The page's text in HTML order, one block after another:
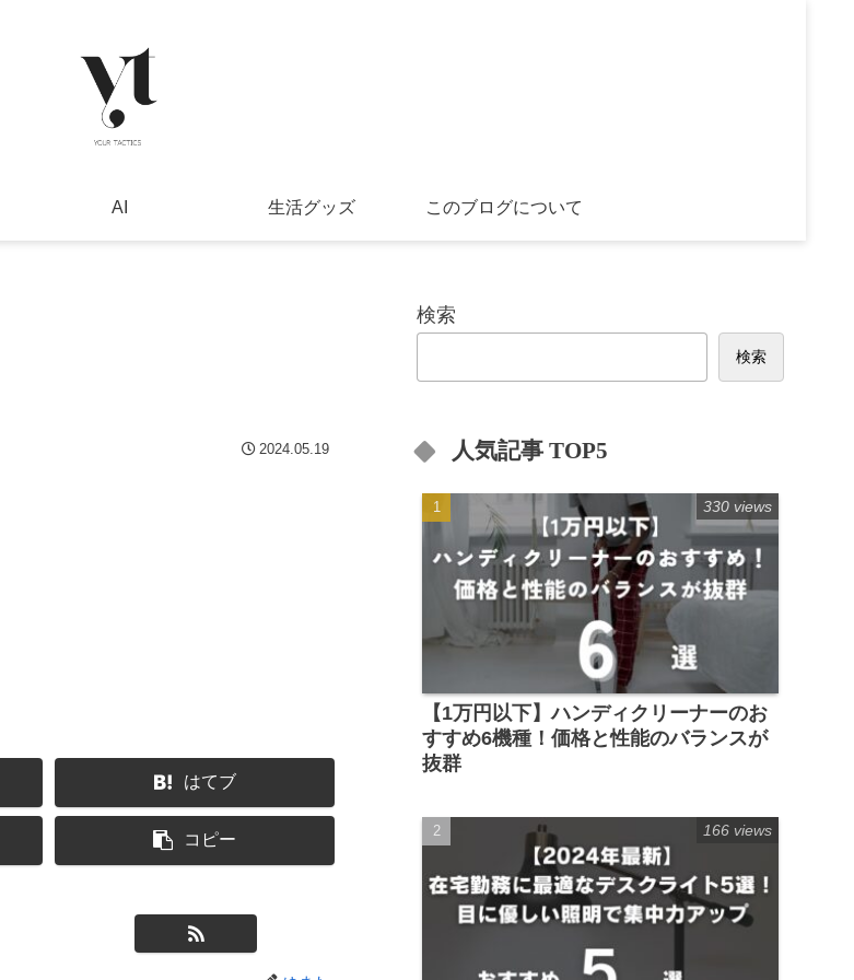
AI 生活グッズ このブログについて
2024.05.19
はてブ
コピー
検索
検索
人気記事 TOP5
【1万円以下】ハンディクリーナーのお
すすめ6機種！価格と性能のバランスが
抜群
330 views
166 views